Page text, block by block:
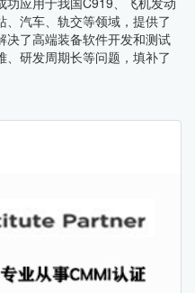
汽车、轨交等领域，提供了
决了高端装备软件开发和测试
研发周期长等问题，填补了